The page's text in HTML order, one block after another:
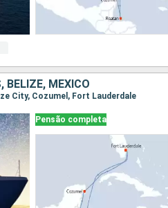
BELIZE, MÉXICO
City, Cozumel, Fort Lauderdale
Pensão completa